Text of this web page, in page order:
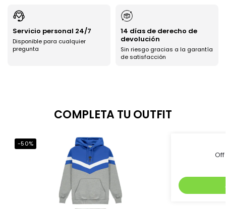
Servicio personal 24/7
Disponible para cualquier
pregunta
14 días de derecho de
devolución
Sin riesgo gracias a la garantía
de satisfacción
COMPLETA TU OUTFIT
-50%